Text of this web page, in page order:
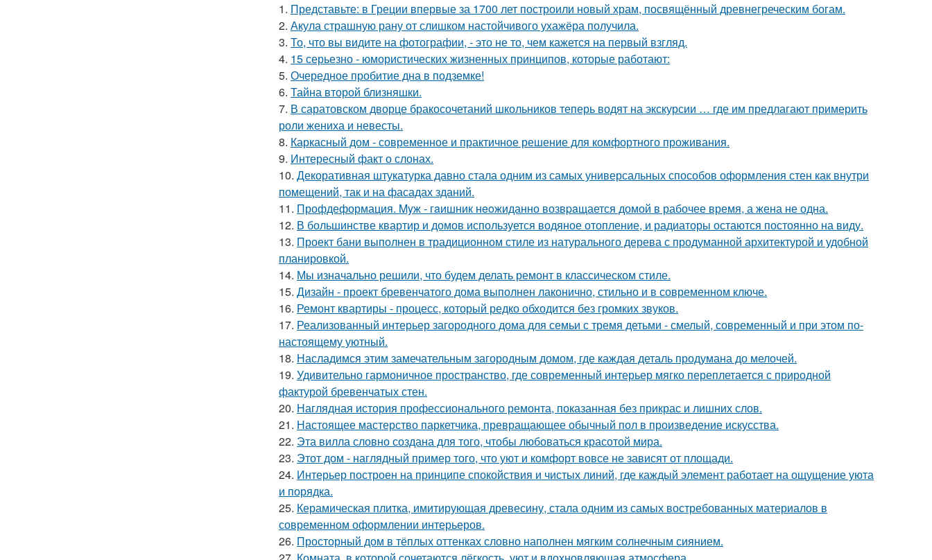
1. Представьте: в Греции впервые за 1700 лет построили новый храм, посвящённый древнегреческим богам.
2. Акула страшную рану от слишком настойчивого ухажёра получила.
3. То, что вы видите на фотографии, - это не то, чем кажется на первый взгляд.
4. 15 серьезно - юмористических жизненных принципов, которые работают:
5. Очередное пробитие дна в подземке!
6. Тайна второй близняшки.
7. В саратовском дворце бракосочетаний школьников теперь водят на экскурсии … где им предлагают примерить
роли жениха и невесты.
8. Каркасный дом - современное и практичное решение для комфортного проживания.
9. Интересный факт о слонах.
10. Декоративная штукатурка давно стала одним из самых универсальных способов оформления стен как внутри
помещений, так и на фасадах зданий.
11. Профдеформация. Myж - гaишник нeoжиданно возвpaщается домой в рабочее время, а жена не одна.
12. В большинстве квартир и домов используется водяное отопление, и радиаторы остаются постоянно на виду.
13. Проект бани выполнен в традиционном стиле из натурального дерева с продуманной архитектурой и удобной
планировкой.
14. Мы изначально решили, что будем делать ремонт в классическом стиле.
15. Дизайн - проект бревенчатого дома выполнен лаконично, стильно и в современном ключе.
16. Ремонт квартиры - процесс, который редко обходится без громких звуков.
17. Реализованный интерьер загородного дома для семьи с тремя детьми - смелый, современный и при этом по-
настоящему уютный.
18. Насладимся этим замечательным загородным домом, где каждая деталь продумана до мелочей.
19. Удивительно гармоничное пространство, где современный интерьер мягко переплетается с природной
фактурой бревенчатых стен.
20. Наглядная история профессионального ремонта, показанная без прикрас и лишних слов.
21. Настоящее мастерство паркетчика, превращающее обычный пол в произведение искусства.
22. Эта вилла словно создана для того, чтобы любоваться красотой мира.
23. Этот дом - наглядный пример того, что уют и комфорт вовсе не зависят от площади.
24. Интерьер построен на принципе спокойствия и чистых линий, где каждый элемент работает на ощущение уюта
и порядка.
25. Керамическая плитка, имитирующая древесину, стала одним из самых востребованных материалов в
современном оформлении интерьеров.
26. Просторный дом в тёплых оттенках словно наполнен мягким солнечным сиянием.